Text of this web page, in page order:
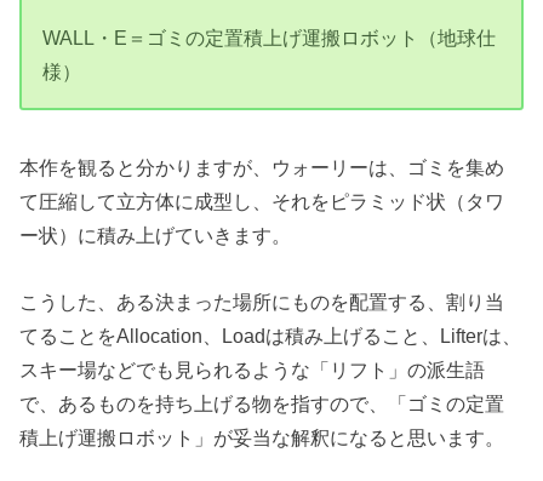
WALL・E＝ゴミの定置積上げ運搬ロボット（地球仕
様）
本作を観ると分かりますが、ウォーリーは、ゴミを集め
て圧縮して立方体に成型し、それをピラミッド状（タワ
ー状）に積み上げていきます。
こうした、ある決まった場所にものを配置する、割り当
てることをAllocation、Loadは積み上げること、Lifterは、
スキー場などでも見られるような「リフト」の派生語
で、あるものを持ち上げる物を指すので、「ゴミの定置
積上げ運搬ロボット」が妥当な解釈になると思います。